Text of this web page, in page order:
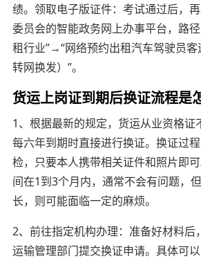
绩。领取电子版证件：考试通过后，
委员会的智能政务网上办事平台，路
租行业”→“网络预约出租汽车驾驶员
转网换发）”。
货运上岗证到期后换证流程是
1、根据最新的规定，货运从业资格证
每六年到期时直接进行换证。换证过
检，只要本人携带相关证件和照片即
间在1到3个月内，通常不会有问题，
长，则可能面临一定的麻烦。
2、前往指定机构办理：准备好材料后
运输管理部门提交换证申请。具体可